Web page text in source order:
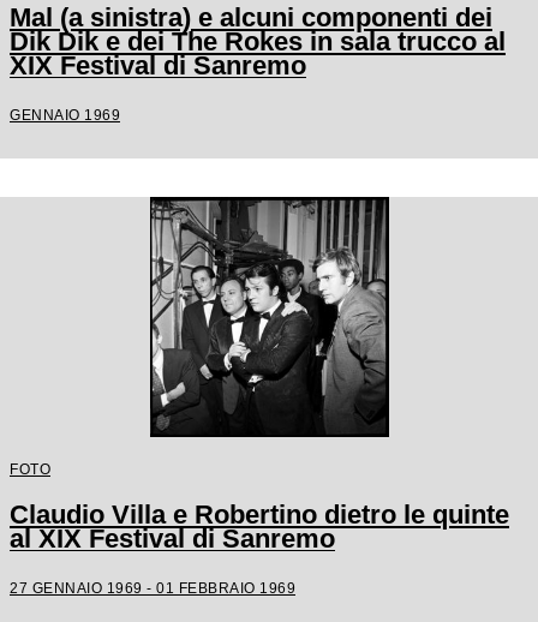
Mal (a sinistra) e alcuni componenti dei
Dik Dik e dei The Rokes in sala trucco al
XIX Festival di Sanremo
GENNAIO 1969
FOTO
Claudio Villa e Robertino dietro le quinte
al XIX Festival di Sanremo
27 GENNAIO 1969 - 01 FEBBRAIO 1969